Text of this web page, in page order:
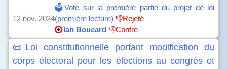
12 nov. 2024
🗳️Vote sur la première partie du projet de loi
(première lecture) 👎Rejeté
Ian Boucard 👎Contre
📜Loi constitutionnelle portant modification du
corps électoral pour les élections au congrès et